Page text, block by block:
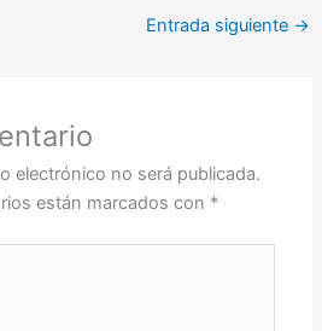
Entrada siguiente →
electrónico no será publicada.
están marcados con *